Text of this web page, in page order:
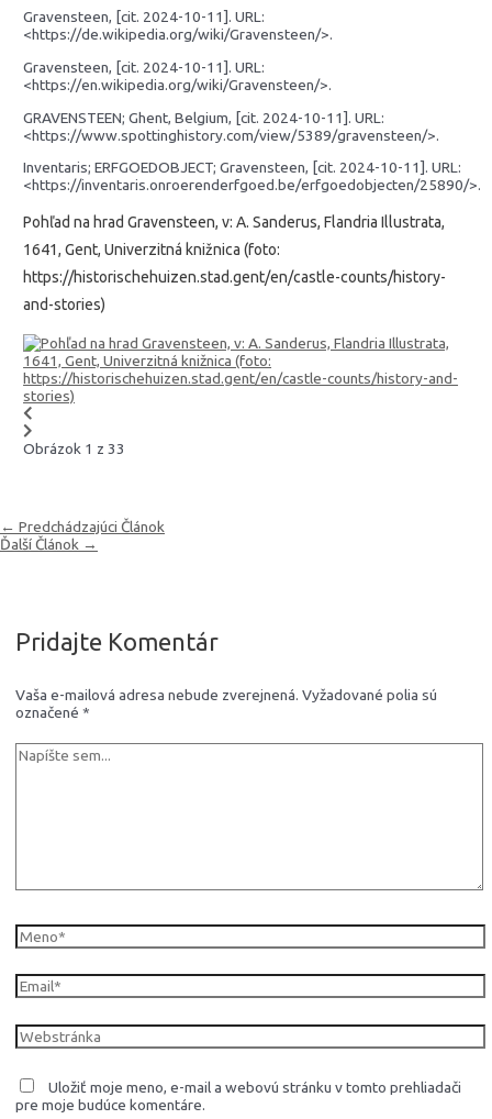
Gravensteen, [cit. 2024-10-11]. URL:
<https://de.wikipedia.org/wiki/Gravensteen/>.
Gravensteen, [cit. 2024-10-11]. URL:
<https://en.wikipedia.org/wiki/Gravensteen/>.
GRAVENSTEEN; Ghent, Belgium, [cit. 2024-10-11]. URL:
<https://www.spottinghistory.com/view/5389/gravensteen/>.
Inventaris; ERFGOEDOBJECT; Gravensteen, [cit. 2024-10-11]. URL:
<https://inventaris.onroerenderfgoed.be/erfgoedobjecten/25890/>.
Pohľad na hrad Gravensteen, v: A. Sanderus, Flandria Illustrata,
1641, Gent, Univerzitná knižnica (foto:
https://historischehuizen.stad.gent/en/castle-counts/history-
and-stories)
Obrázok 1 z 33
Navigácia
v
← Predchádzajúci Článok
Ďalší Článok →
Pridajte Komentár
Vaša e-mailová adresa nebude zverejnená. Vyžadované polia sú
označené *
Napíšte
sem...
Meno*
Email*
Webstránka
Uložiť moje meno, e-mail a webovú stránku v tomto prehliadači
pre moje budúce komentáre.